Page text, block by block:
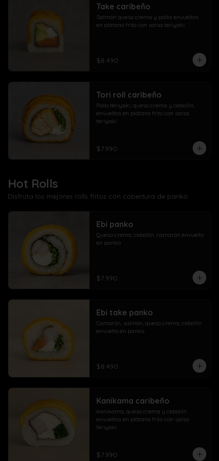
Take caribeño
Salmón queso crema y palta envueltos
en plátano frito con salsa teriyaki
$8.490
Tori roll caribeño
Pollo teriyaki, queso crema y cebollín,
envueltos en plátano frito con salsa
teriyaki
$7.990
Hot Rolls
Disfruta los mejores rolls fritos con cobertura de panko
Ebi panko
Queso crema, cebollín, camarón envuelto
en panko
$7.990
Ebi take panko
Camarón, salmón, queso crema, cebollín
envuelto en panko
$8.490
Kanikama caribeño
kanikama, queso crema y cebollín
envueltos en plátano frito con salsa
teriyaki
$7.990